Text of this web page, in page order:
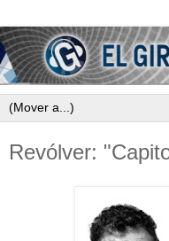
Revólver: